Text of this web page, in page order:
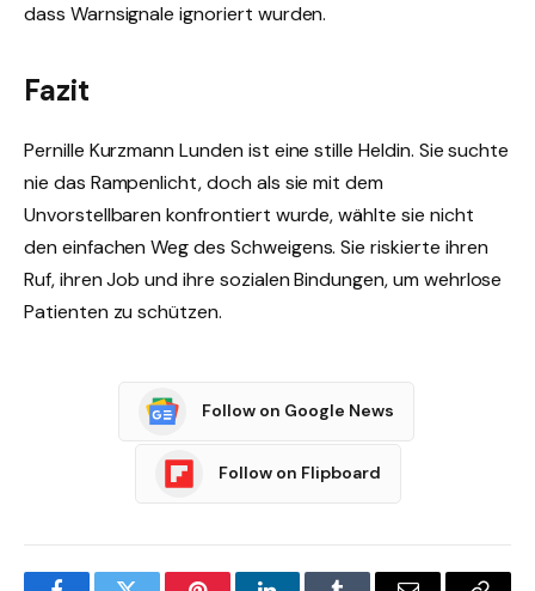
dass Warnsignale ignoriert wurden.
Fazit
Pernille Kurzmann Lunden ist eine stille Heldin. Sie suchte
nie das Rampenlicht, doch als sie mit dem
Unvorstellbaren konfrontiert wurde, wählte sie nicht
den einfachen Weg des Schweigens. Sie riskierte ihren
Ruf, ihren Job und ihre sozialen Bindungen, um wehrlose
Patienten zu schützen.
Follow on Google News
Follow on Flipboard